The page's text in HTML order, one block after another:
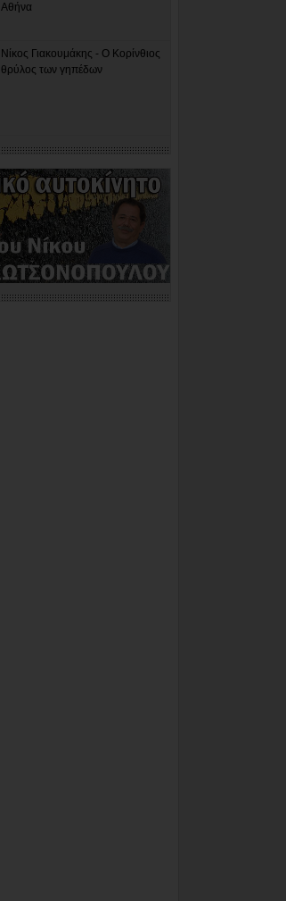
Αθήνα
Νίκος Γιακουμάκης - Ο Κορίνθιος
θρύλος των γηπέδων